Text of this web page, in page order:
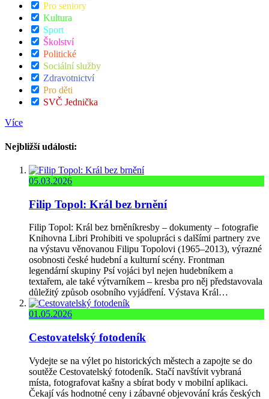
Pro seniory
Kultura
Sport
Školství
Politické
Sociální služby
Zdravotnictví
Pro děti
SVČ Jednička
Více
Nejbližší události:
05.03.2026
Filip Topol: Král bez brnění
Filip Topol: Král bez brněníkresby – dokumenty – fotografie
Knihovna Libri Prohibiti ve spolupráci s dalšími partnery zve
na výstavu věnovanou Filipu Topolovi (1965–2013), výrazné
osobnosti české hudební a kulturní scény. Frontman
legendární skupiny Psí vojáci byl nejen hudebníkem a
textařem, ale také výtvarníkem – kresba pro něj představovala
důležitý způsob osobního vyjádření. Výstava Král…
01.05.2026
Cestovatelský fotodeník
Vydejte se na výlet po historických městech a zapojte se do
soutěže Cestovatelský fotodeník. Stačí navštívit vybraná
místa, fotografovat kašny a sbírat body v mobilní aplikaci.
Čekají vás hodnotné ceny i zábavné objevování krás českých